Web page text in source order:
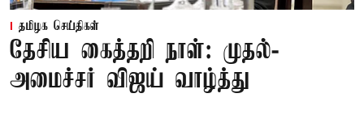
தமிழக செய்திகள்
தேசிய கைத்தறி நாள்: முதல்-
அமைச்சர் விஜய் வாழ்த்து